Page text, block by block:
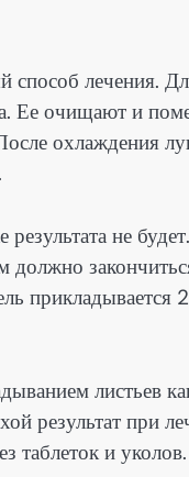
лечения.
Ее очищают и
охлаждения
не
листьев
результат при
таблеток и уколов.